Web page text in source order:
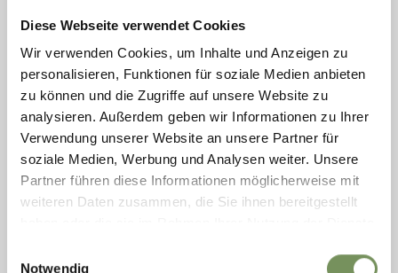
Diese Webseite verwendet Cookies
Wir verwenden Cookies, um Inhalte und Anzeigen zu
personalisieren, Funktionen für soziale Medien anbieten
zu können und die Zugriffe auf unsere Website zu
analysieren. Außerdem geben wir Informationen zu Ihrer
Verwendung unserer Website an unsere Partner für
soziale Medien, Werbung und Analysen weiter. Unsere
Partner führen diese Informationen möglicherweise mit
weiteren Daten zusammen, die Sie ihnen bereitgestellt
Notwendig
geöffnet
WANDERN, KINDERWAGENTAUGLICHER WEG, WINTERWANDERN
FAMILIEN-BESINNUNGSWEG IN VÖRAN